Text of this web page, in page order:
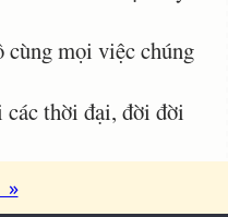
mọi việc chúng
thời đại, đời đời
»